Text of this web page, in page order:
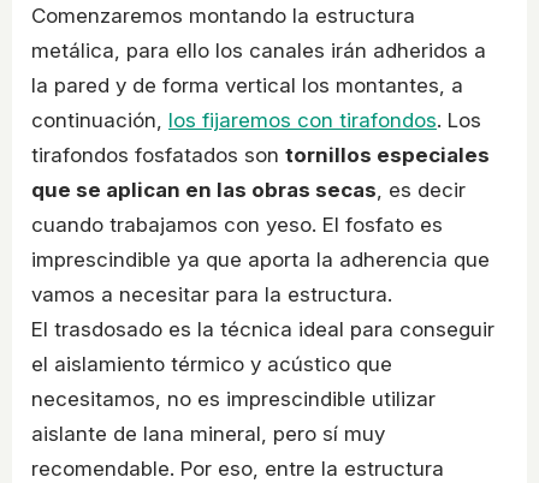
Comenzaremos montando la estructura
metálica, para ello los canales irán adheridos a
la pared y de forma vertical los montantes, a
continuación, los fijaremos con tirafondos. Los
tirafondos fosfatados son tornillos especiales
que se aplican en las obras secas, es decir
cuando trabajamos con yeso. El fosfato es
imprescindible ya que aporta la adherencia que
vamos a necesitar para la estructura.
El trasdosado es la técnica ideal para conseguir
el aislamiento térmico y acústico que
necesitamos, no es imprescindible utilizar
aislante de lana mineral, pero sí muy
recomendable. Por eso, entre la estructura